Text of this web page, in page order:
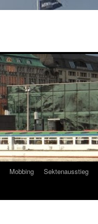
Mobbing Sektenausstieg